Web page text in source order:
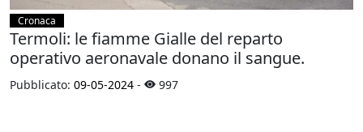
Cronaca
Termoli: le fiamme Gialle del reparto
operativo aeronavale donano il sangue.
Pubblicato: 09-05-2024 - 997